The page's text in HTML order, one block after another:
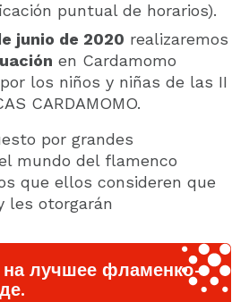
puntual de horarios).
junio de 2020 realizaremos
en Cardamomo
los niños y niñas de las II
CARDAMOMO.
por grandes
mundo del flamenco
que ellos consideren que
les otorgarán
на лучшее фламенко-